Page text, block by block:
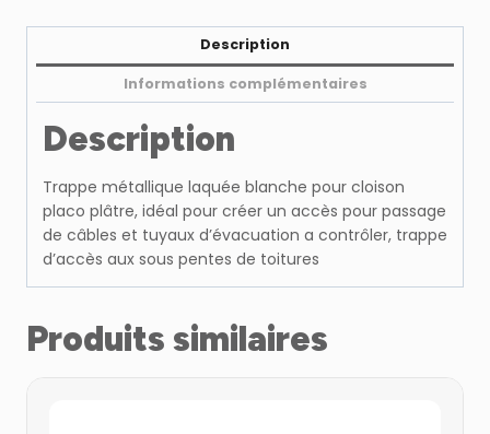
Description
Informations complémentaires
Description
Trappe métallique laquée blanche pour cloison
placo plâtre, idéal pour créer un accès pour passage
de câbles et tuyaux d’évacuation a contrôler, trappe
d’accès aux sous pentes de toitures
Produits similaires